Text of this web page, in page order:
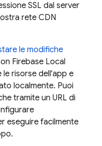
SSL dal server
rete CDN
le modifiche
Firebase Local
le risorse dell'app e
localmente. Puoi
tramite un URL di
eseguire facilmente